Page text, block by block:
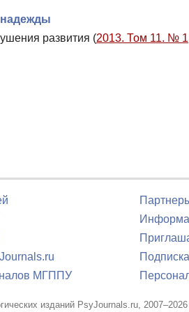
развития (2013. Том 11. № 1
МГППУ
изданий PsyJournals.ru, 2007–2026